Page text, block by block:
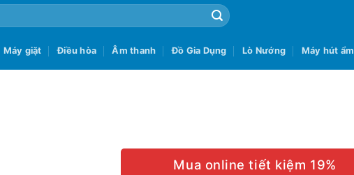
Máy giặt Điều hòa Âm thanh Đồ Gia Dụng Lò Nướng Máy hút ẩm
Mua online tiết kiệm 19%